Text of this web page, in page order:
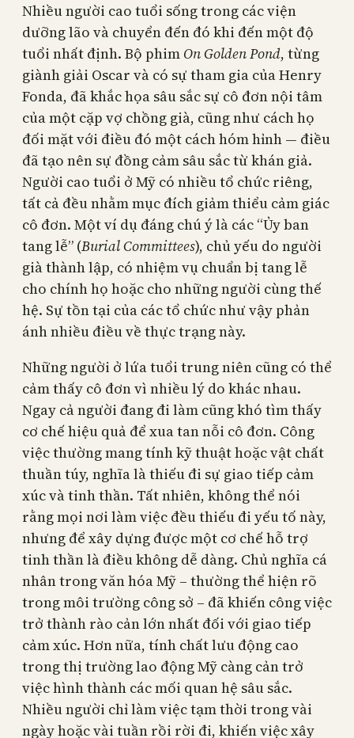
Nhiều người cao tuổi sống trong các viện
dưỡng lão và chuyển đến đó khi đến một độ
tuổi nhất định. Bộ phim On Golden Pond, từng
giành giải Oscar và có sự tham gia của Henry
Fonda, đã khắc họa sâu sắc sự cô đơn nội tâm
của một cặp vợ chồng già, cũng như cách họ
đối mặt với điều đó một cách hóm hỉnh — điều
đã tạo nên sự đồng cảm sâu sắc từ khán giả.
Người cao tuổi ở Mỹ có nhiều tổ chức riêng,
tất cả đều nhằm mục đích giảm thiểu cảm giác
cô đơn. Một ví dụ đáng chú ý là các “Ủy ban
tang lễ” (Burial Committees), chủ yếu do người
già thành lập, có nhiệm vụ chuẩn bị tang lễ
cho chính họ hoặc cho những người cùng thế
hệ. Sự tồn tại của các tổ chức như vậy phản
ánh nhiều điều về thực trạng này.
Những người ở lứa tuổi trung niên cũng có thể
cảm thấy cô đơn vì nhiều lý do khác nhau.
Ngay cả người đang đi làm cũng khó tìm thấy
cơ chế hiệu quả để xua tan nỗi cô đơn. Công
việc thường mang tính kỹ thuật hoặc vật chất
thuần túy, nghĩa là thiếu đi sự giao tiếp cảm
xúc và tinh thần. Tất nhiên, không thể nói
rằng mọi nơi làm việc đều thiếu đi yếu tố này,
nhưng để xây dựng được một cơ chế hỗ trợ
tinh thần là điều không dễ dàng. Chủ nghĩa cá
nhân trong văn hóa Mỹ – thường thể hiện rõ
trong môi trường công sở – đã khiến công việc
trở thành rào cản lớn nhất đối với giao tiếp
cảm xúc. Hơn nữa, tính chất lưu động cao
trong thị trường lao động Mỹ càng cản trở
việc hình thành các mối quan hệ sâu sắc.
Nhiều người chỉ làm việc tạm thời trong vài
ngày hoặc vài tuần rồi rời đi, khiến việc xây